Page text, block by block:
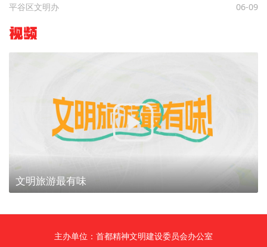
平谷区文明办 06-09
视频
文明旅游最有味
主办单位：首都精神文明建设委员会办公室